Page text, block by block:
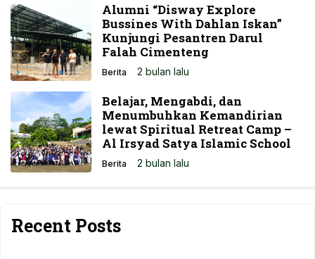
Alumni “Disway Explore
Bussines With Dahlan Iskan”
Kunjungi Pesantren Darul
Falah Cimenteng
Berita 2 bulan lalu
Belajar, Mengabdi, dan
Menumbuhkan Kemandirian
lewat Spiritual Retreat Camp –
Al Irsyad Satya Islamic School
Berita 2 bulan lalu
Recent Posts